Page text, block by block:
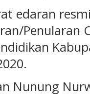
edaran
Penularan
Nunung